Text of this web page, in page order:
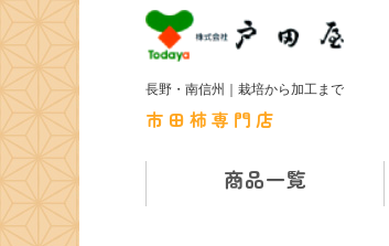
長野・南信州｜栽培から加工まで
市田柿専門店
商品一覧